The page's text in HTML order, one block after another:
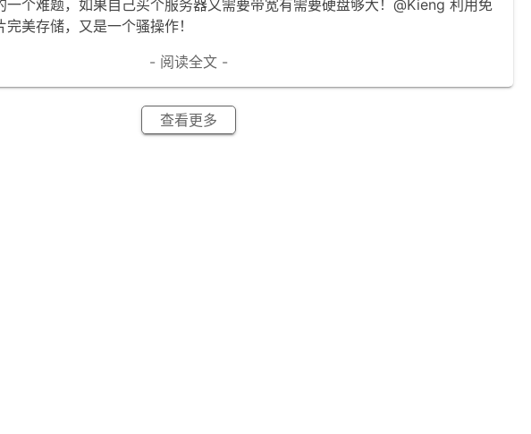
一个难题，如果自己买个服务器又需要带宽有需要硬盘够大！@Kieng 利用免
美存储，又是一个骚操作！
- 阅读全文 -
查看更多